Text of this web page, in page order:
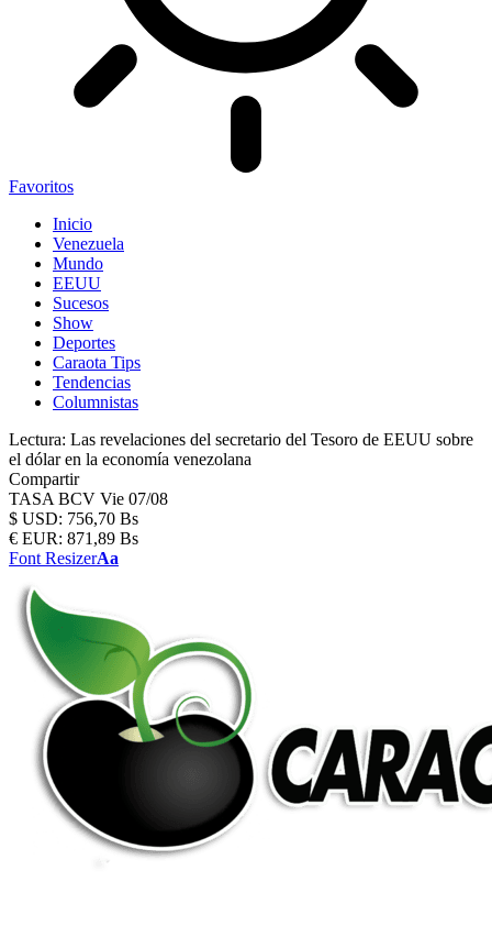
Favoritos
Inicio
Venezuela
Mundo
EEUU
Sucesos
Show
Deportes
Caraota Tips
Tendencias
Columnistas
Lectura: Las revelaciones del secretario del Tesoro de EEUU sobre
el dólar en la economía venezolana
Compartir
TASA BCV Vie 07/08
$ USD: 756,70 Bs
€ EUR: 871,89 Bs
Font ResizerAa